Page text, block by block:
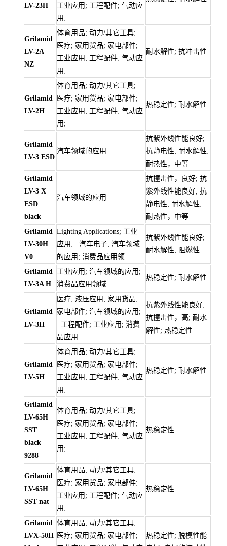
LV-23H
工业应用; 工程配件; 气动应
用;
Grilamid
LV-2A
NZ
体育用品; 动力/其它工具;
医疗; 家用货品; 家电部件;
工业应用; 工程配件; 气动应
用;
耐水解性; 抗冲击性
Grilamid
LV-2H
体育用品; 动力/其它工具;
医疗; 家用货品; 家电部件;
工业应用; 工程配件; 气动应
用;
热稳定性; 耐水解性
Grilamid
LV-3 ESD
汽车领域的应用
抗紫外线性能良好;
抗静电性; 耐水解性;
耐热性，中等
Grilamid
LV-3 X
ESD
black
汽车领域的应用
抗撞击性，良好; 抗
紫外线性能良好; 抗
静电性; 耐水解性;
耐热性，中等
Grilamid
LV-30H
V0
Lighting Applications; 工业
应用; 汽车电子; 汽车领域
的应用; 消费品应用领
抗紫外线性能良好;
耐水解性; 阻燃性
Grilamid
LV-3A H
工业应用; 汽车领域的应用;
消费品应用领域
热稳定性; 耐水解性
Grilamid
LV-3H
医疗; 液压应用; 家用货品;
家电部件; 汽车领域的应用;
工程配件; 工业应用; 消费
品应用
抗紫外线性能良好;
抗撞击性，高; 耐水
解性; 热稳定性
Grilamid
LV-5H
体育用品; 动力/其它工具;
医疗; 家用货品; 家电部件;
工业应用; 工程配件; 气动应
用;
热稳定性; 耐水解性
Grilamid
LV-65H
SST
black
9288
体育用品; 动力/其它工具;
医疗; 家用货品; 家电部件;
工业应用; 工程配件; 气动应
用;
热稳定性
Grilamid
LV-65H
SST nat
体育用品; 动力/其它工具;
医疗; 家用货品; 家电部件;
工业应用; 工程配件; 气动应
用;
热稳定性
Grilamid
LVX-50H
体育用品; 动力/其它工具;
医疗; 家用货品; 家电部件;
热稳定性; 脱模性能